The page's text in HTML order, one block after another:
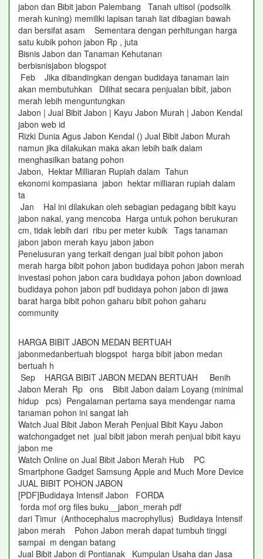
jabon dan Bibit jabon Palembang Tanah ultisol (podsolik
merah kuning) memiliki lapisan tanah liat dibagian bawah
dan bersifat asam Sementara dengan perhitungan harga
satu kubik pohon jabon Rp , juta
Bisnis Jabon dan Tanaman Kehutanan
berbisnisjabon blogspot
Feb Jika dibandingkan dengan budidaya tanaman lain
akan membutuhkan Dilihat secara penjualan bibit, jabon
merah lebih menguntungkan
Jabon | Jual Bibit Jabon | Kayu Jabon Murah | Jabon Kendal
jabon web id
Rizki Dunia Agus Jabon Kendal () Jual Bibit Jabon Murah
namun jika dilakukan maka akan lebih baik dalam
menghasilkan batang pohon
Jabon, Hektar Milliaran Rupiah dalam Tahun
ekonomi kompasiana jabon hektar milliaran rupiah dalam
ta
Jan Hal ini dilakukan oleh sebagian pedagang bibit kayu
jabon nakal, yang mencoba Harga untuk pohon berukuran
cm, tidak lebih dari ribu per meter kubik Tags tanaman
jabon jabon merah kayu jabon jabon
Penelusuran yang terkait dengan jual bibit pohon jabon
merah harga bibit pohon jabon budidaya pohon jabon merah
investasi pohon jabon cara budidaya pohon jabon download
budidaya pohon jabon pdf budidaya pohon jabon di jawa
barat harga bibit pohon gaharu bibit pohon gaharu
community
HARGA BIBIT JABON MEDAN BERTUAH
jabonmedanbertuah blogspot harga bibit jabon medan
bertuah h
Sep HARGA BIBIT JABON MEDAN BERTUAH Benih
Jabon Merah Rp ons Bibit Jabon dalam Loyang (minimal
hidup pcs) Pengalaman pertama saya mendengar nama
tanaman pohon ini sangat lah
Watch Jual Bibit Jabon Merah Penjual Bibit Kayu Jabon
watchongadget net jual bibit jabon merah penjual bibit kayu
jabon me
Watch Online on Jual Bibit Jabon Merah Hub PC
Smartphone Gadget Samsung Apple and Much More Device
JUAL BIBIT POHON JABON
[PDF]Budidaya Intensif Jabon FORDA
forda mof org files buku__jabon_merah pdf
dari Timur (Anthocephalus macrophyllus) Budidaya Intensif
jabon merah Pohon Jabon merah dapat tumbuh tinggi
sampai m dengan batang
Jual Bibit Jabon di Pontianak Kumpulan Usaha dan Jasa